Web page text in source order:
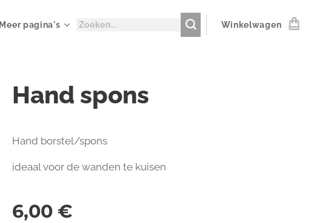
Meer pagina's Winkelwagen
Hand spons
Hand borstel/spons
ideaal voor de wanden te kuisen
6,00 €